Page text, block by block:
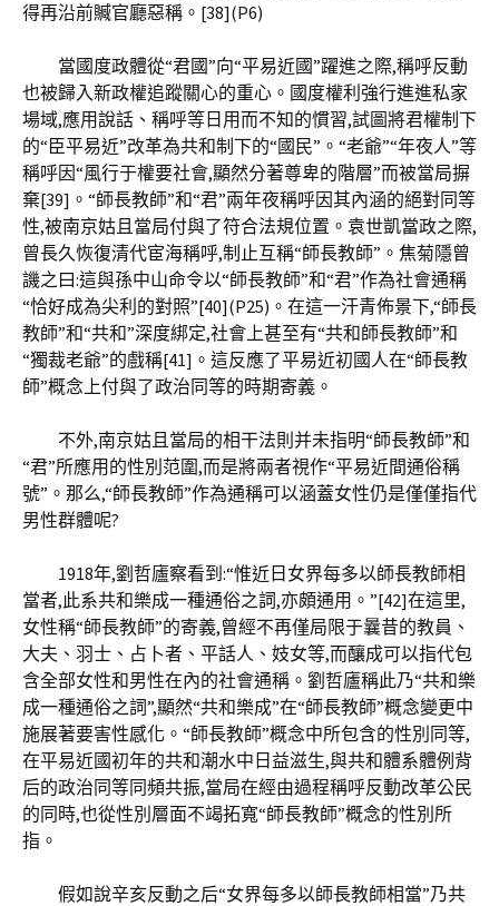
得再沿前贓官廳惡稱。[38](P6)
當國度政體從“君國”向“平易近國”躍進之際,稱呼反動
也被歸入新政權追蹤關心的重心。國度權利強行進進私家
場域,應用說話、稱呼等日用而不知的慣習,試圖將君權制下
的“臣平易近”改革為共和制下的“國民”。“老爺”“年夜人”等
稱呼因“風行于權要社會,顯然分著尊卑的階層”而被當局摒
棄[39]。“師長教師”和“君”兩年夜稱呼因其內涵的絕對同等
性,被南京姑且當局付與了符合法規位置。袁世凱當政之際,
曾長久恢復清代宦海稱呼,制止互稱“師長教師”。焦菊隱曾
譏之曰:這與孫中山命令以“師長教師”和“君”作為社會通稱
“恰好成為尖利的對照”[40](P25)。在這一汗青佈景下,“師長
教師”和“共和”深度綁定,社會上甚至有“共和師長教師”和
“獨裁老爺”的戲稱[41]。這反應了平易近初國人在“師長教
師”概念上付與了政治同等的時期寄義。
不外,南京姑且當局的相干法則并未指明“師長教師”和
“君”所應用的性別范圍,而是將兩者視作“平易近間通俗稱
號”。那么,“師長教師”作為通稱可以涵蓋女性仍是僅僅指代
男性群體呢?
1918年,劉哲廬察看到:“惟近日女界每多以師長教師相
當者,此系共和樂成一種通俗之詞,亦頗通用。”[42]在這里,
女性稱“師長教師”的寄義,曾經不再僅局限于曩昔的教員、
大夫、羽士、占卜者、平話人、妓女等,而釀成可以指代包
含全部女性和男性在內的社會通稱。劉哲廬稱此乃“共和樂
成一種通俗之詞”,顯然“共和樂成”在“師長教師”概念變更中
施展著要害性感化。“師長教師”概念中所包含的性別同等,
在平易近國初年的共和潮水中日益滋生,與共和體系體例背
后的政治同等同頻共振,當局在經由過程稱呼反動改革公民
的同時,也從性別層面不竭拓寬“師長教師”概念的性別所
指。
假如說辛亥反動之后“女界每多以師長教師相當”乃共